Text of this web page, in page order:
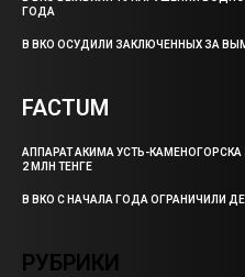
ГОДА
В ВКО ОСУДИЛИ ЗАКЛЮЧЕННЫХ ЗА
FACTUM
АППАРАТ АКИМА УСТЬ-
2 МЛН ТЕНГЕ
В ВКО С НАЧАЛА ГОДА ОГРАНИЧИЛИ
РУБРИКИ